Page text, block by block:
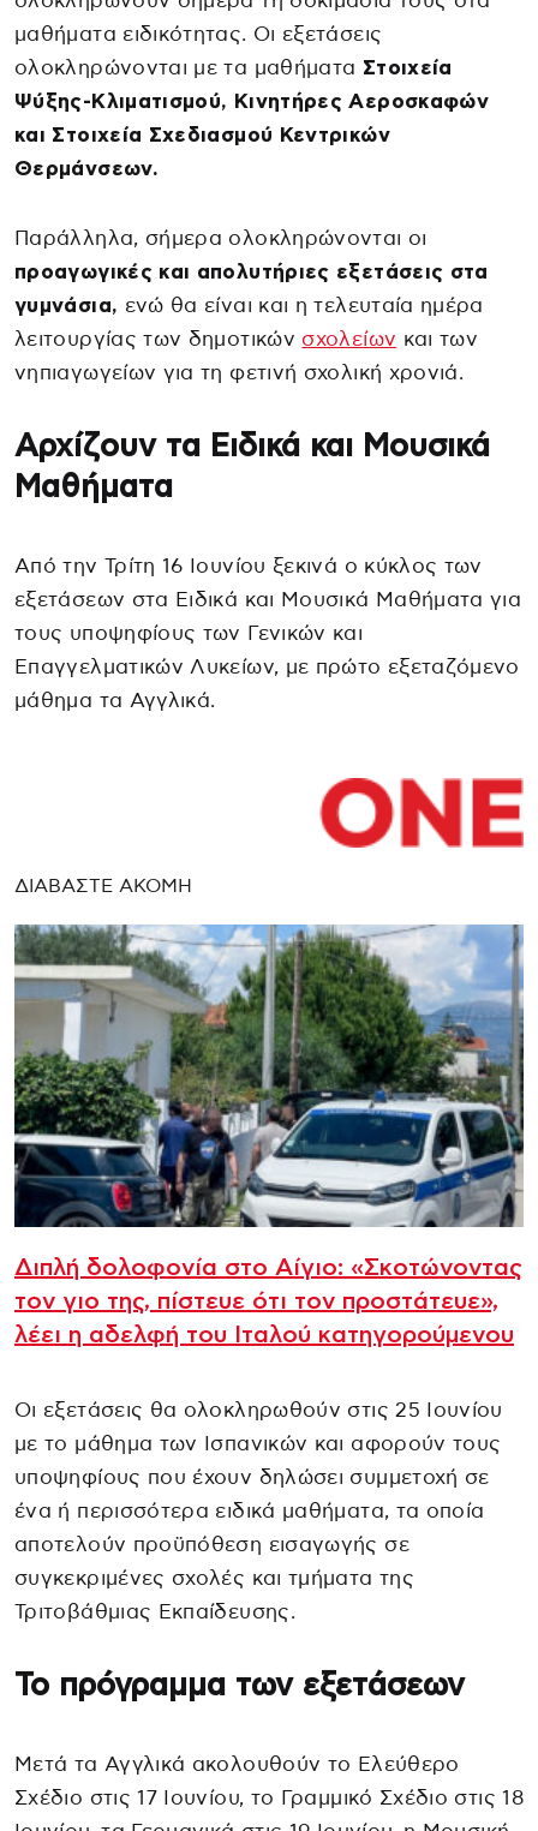
μαθήματα ειδικότητας. Οι εξετάσεις
ολοκληρώνονται με τα μαθήματα Στοιχεία
Ψύξης-Κλιματισμού, Κινητήρες Αεροσκαφών
και Στοιχεία Σχεδιασμού Κεντρικών
Θερμάνσεων.
Παράλληλα, σήμερα ολοκληρώνονται οι
προαγωγικές και απολυτήριες εξετάσεις στα
γυμνάσια, ενώ θα είναι και η τελευταία ημέρα
λειτουργίας των δημοτικών σχολείων και των
νηπιαγωγείων για τη φετινή σχολική χρονιά.
Αρχίζουν τα Ειδικά και Μουσικά
Μαθήματα
Από την Τρίτη 16 Ιουνίου ξεκινά ο κύκλος των
εξετάσεων στα Ειδικά και Μουσικά Μαθήματα για
τους υποψηφίους των Γενικών και
Επαγγελματικών Λυκείων, με πρώτο εξεταζόμενο
μάθημα τα Αγγλικά.
ΔΙΑΒΑΣΤΕ ΑΚΟΜΗ
Διπλή δολοφονία στο Αίγιο: «Σκοτώνοντας
τον γιο της, πίστευε ότι τον προστάτευε»,
λέει η αδελφή του Ιταλού κατηγορούμενου
Οι εξετάσεις θα ολοκληρωθούν στις 25 Ιουνίου
με το μάθημα των Ισπανικών και αφορούν τους
υποψηφίους που έχουν δηλώσει συμμετοχή σε
ένα ή περισσότερα ειδικά μαθήματα, τα οποία
αποτελούν προϋπόθεση εισαγωγής σε
συγκεκριμένες σχολές και τμήματα της
Τριτοβάθμιας Εκπαίδευσης.
Το πρόγραμμα των εξετάσεων
Μετά τα Αγγλικά ακολουθούν το Ελεύθερο
Σχέδιο στις 17 Ιουνίου, το Γραμμικό Σχέδιο στις 18